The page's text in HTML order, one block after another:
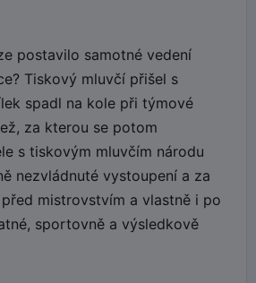
postavilo samotné vedení
Tiskový mluvčí přišel s
spadl na kole při týmové
za kterou se potom
s tiskovým mluvčím národu
nezvládnuté vystoupení a za
mistrovstvím a vlastně i po
sportovně a výsledkově